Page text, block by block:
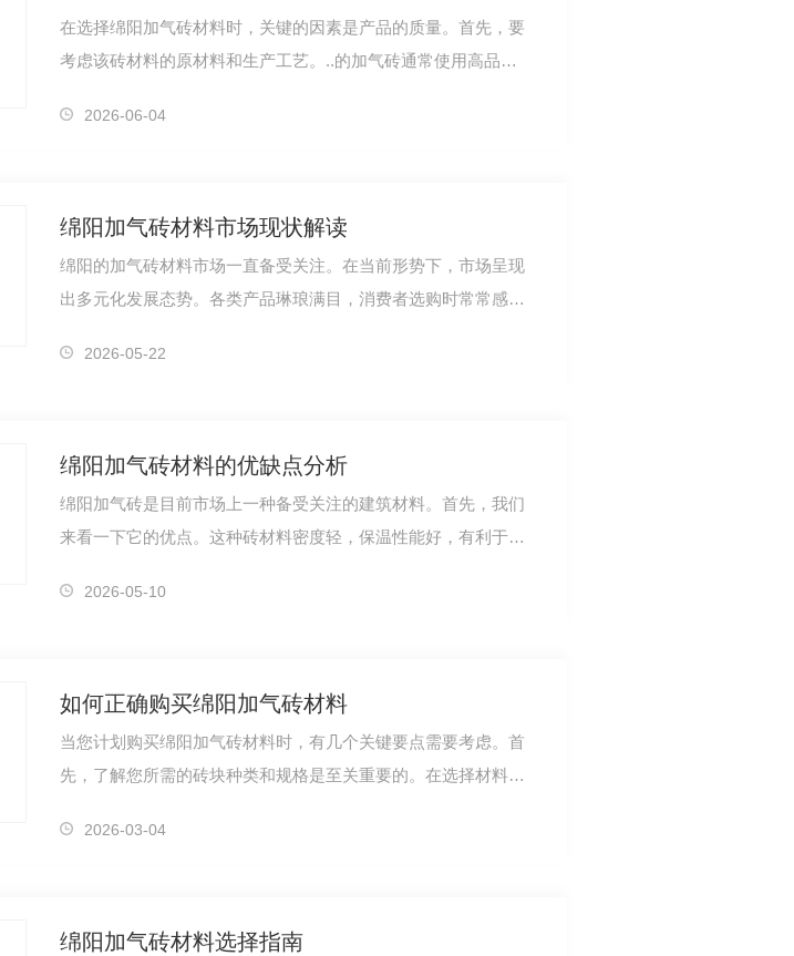
成都加气砖销售 成都加气砖生产
在选择绵阳加气砖材料时，关键的因素是产品的质量。首先，要
考虑该砖材料的原材料和生产工艺。..的加气砖通常使用高品质
2026-06-04
绵阳加气砖材料市场现状解读
绵阳的加气砖材料市场一直备受关注。在当前形势下，市场呈现
出多元化发展态势。各类产品琳琅满目，消费者选购时常常感到
2026-05-22
绵阳加气砖材料的优缺点分析
绵阳加气砖是目前市场上一种备受关注的建筑材料。首先，我们
来看一下它的优点。这种砖材料密度轻，保温性能好，有利于建
2026-05-10
如何正确购买绵阳加气砖材料
当您计划购买绵阳加气砖材料时，有几个关键要点需要考虑。首
先，了解您所需的砖块种类和规格是至关重要的。在选择材料
2026-03-04
绵阳加气砖材料选择指南